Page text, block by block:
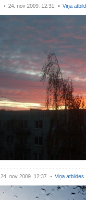
24. nov 2009. 12:31 Viņa
24. nov 2009. 12:37 Viņa atbildes